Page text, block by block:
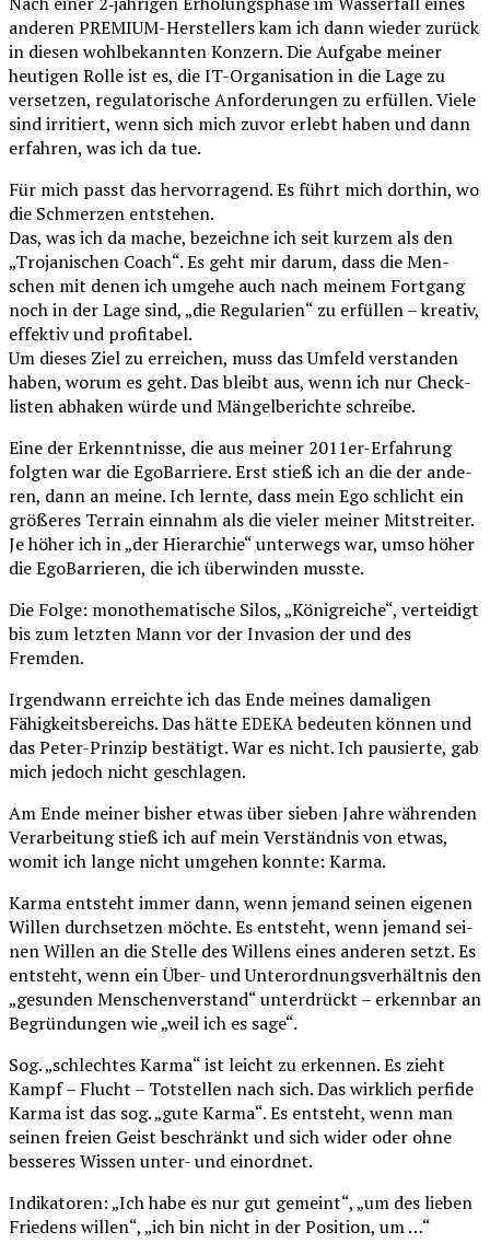
ande­ren PRE­MI­UM-Her­stel­lers kam ich dann wie­der zurück
in die­sen wohl­be­kann­ten Kon­zern. Die Auf­ga­be mei­ner
heu­ti­gen Rol­le ist es, die IT-Orga­ni­sa­ti­on in die Lage zu
ver­set­zen, regu­la­to­ri­sche Anfor­de­run­gen zu erfül­len. Vie­le
sind irri­tiert, wenn sich mich zuvor erlebt haben und dann
erfah­ren, was ich da tue.
Für mich passt das her­vor­ra­gend. Es führt mich dort­hin, wo
die Schmer­zen entstehen.
Das, was ich da mache, bezeich­ne ich seit kur­zem als den
„Tro­ja­ni­schen Coach“. Es geht mir dar­um, dass die Men­
schen mit denen ich umge­he auch nach mei­nem Fort­gang
noch in der Lage sind, „die Regu­la­ri­en“ zu erfül­len – krea­tiv,
effek­tiv und profitabel.
Um die­ses Ziel zu errei­chen, muss das Umfeld ver­stan­den
haben, wor­um es geht. Das bleibt aus, wenn ich nur Check­
lis­ten abha­ken wür­de und Män­gel­be­rich­te schreibe.
Eine der Erkennt­nis­se, die aus mei­ner 2011er-Erfah­rung
folg­ten war die Ego­Bar­rie­re. Erst stieß ich an die der ande­
ren, dann an mei­ne. Ich lern­te, dass mein Ego schlicht ein
grö­ße­res Ter­rain ein­nahm als die vie­ler mei­ner Mitstreiter.
Je höher ich in „der Hier­ar­chie“ unter­wegs war, umso höher
die Ego­Bar­rie­ren, die ich über­win­den musste.
Die Fol­ge: mono­the­ma­ti­sche Silos, „König­rei­che“, ver­tei­digt
bis zum letz­ten Mann vor der Inva­si­on der und des
Fremden.
Irgend­wann erreich­te ich das Ende mei­nes dama­li­gen
Fähig­keits­be­reichs. Das hät­te EDEKAbedeu­ten kön­nen und
das Peter-Prin­zip bestä­tigt. War es nicht. Ich pau­sier­te, gab
mich jedoch nicht geschlagen.
Am Ende mei­ner bis­her etwas über sie­ben Jah­re wäh­ren­den
Ver­ar­bei­tung stieß ich auf mein Ver­ständ­nis von etwas,
womit ich lan­ge nicht umge­hen konn­te: Karma.
Kar­ma ent­steht immer dann, wenn jemand sei­nen eige­nen
Wil­len durch­set­zen möch­te. Es ent­steht, wenn jemand sei­
nen Wil­len an die Stel­le des Wil­lens eines ande­ren setzt. Es
ent­steht, wenn ein Über- und Unter­ord­nungs­ver­hält­nis den
„gesun­den Men­schen­ver­stand“ unter­drückt – erkenn­bar an
Begrün­dun­gen wie „weil ich es sage“.
Sog. „schlech­tes Kar­ma“ ist leicht zu erken­nen. Es zieht
Kampf – Flucht – Tot­stel­len nach sich. Das wirk­lich per­fi­de
Kar­ma ist das sog. „gute Kar­ma“. Es ent­steht, wenn man
sei­nen frei­en Geist beschränkt und sich wider oder ohne
bes­se­res Wis­sen unter- und einordnet.
Indi­ka­to­ren: „Ich habe es nur gut gemeint“, „um des lie­ben
Frie­dens wil­len“, „ich bin nicht in der Posi­ti­on, um …“